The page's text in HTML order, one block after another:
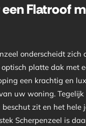
Flatroof
onderscheidt zich
platte dak met
een krachtig en
uw woning. Tegelijk
zit en het hele
Scherpenzeel is